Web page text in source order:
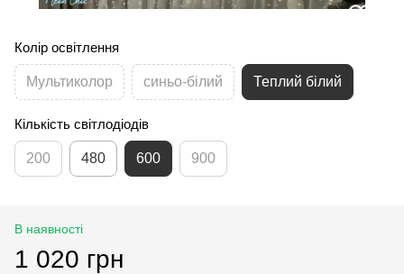
Колір освітлення
Мультиколор синьо-білий Теплий білий
Кількість світлодіодів
200 480 600 900
В наявності
1 020 грн